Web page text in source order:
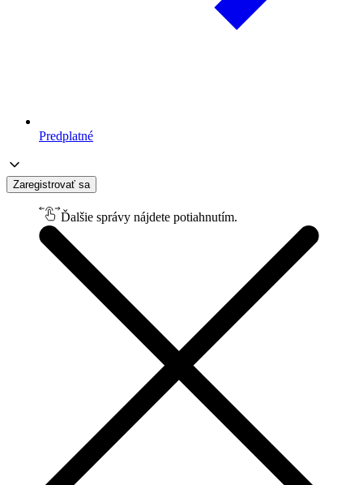
Predplatné
Zaregistrovať sa
Ďalšie správy nájdete potiahnutím.